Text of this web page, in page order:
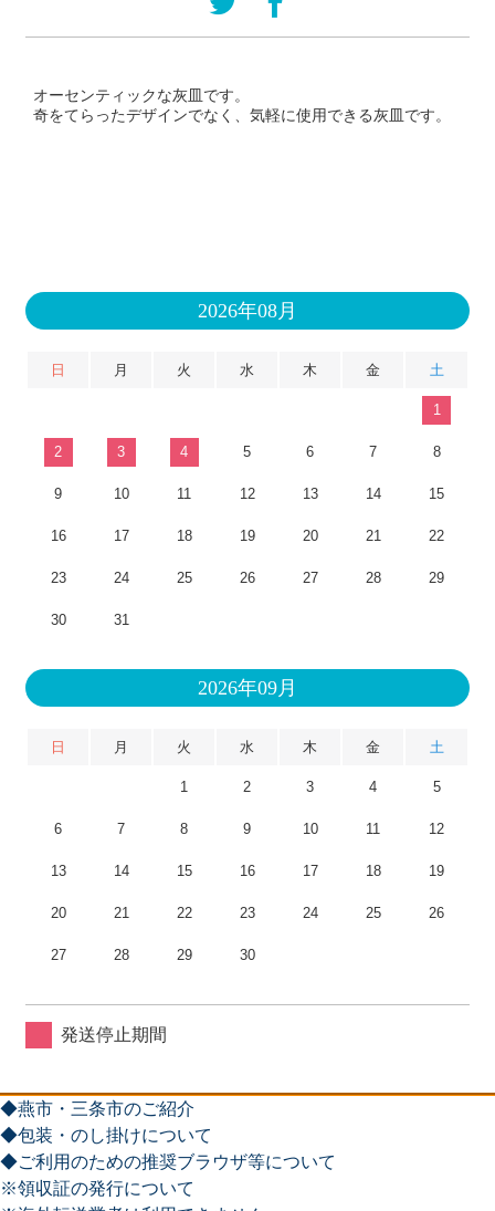
オーセンティックな灰皿です。
奇をてらったデザインでなく、気軽に使用できる灰皿です。
2026年08月
日 月 火 水 木 金 土
1
2 3 4 5 6 7 8
9 10 11 12 13 14 15
16 17 18 19 20 21 22
23 24 25 26 27 28 29
30 31
2026年09月
日 月 火 水 木 金 土
1 2 3 4 5
6 7 8 9 10 11 12
13 14 15 16 17 18 19
20 21 22 23 24 25 26
27 28 29 30
発送停止期間
◆燕市・三条市のご紹介
◆包装・のし掛けについて
◆ご利用のための推奨ブラウザ等について
※領収証の発行について